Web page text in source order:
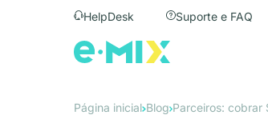
HelpDesk Suporte e FAQ
Página inicial Blog Parceiros: cobrar